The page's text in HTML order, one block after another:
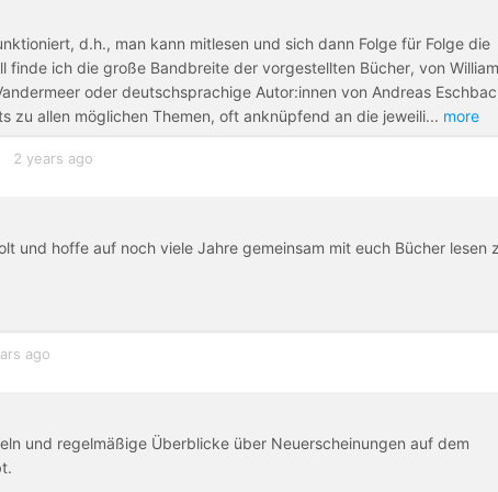
d.h., man kann mitlesen und sich dann Folge für Folge die
ich die große Bandbreite der vorgestellten Bücher, von William
oder deutschsprachige Autor:innen von Andreas
zu allen möglichen Themen, oft anknüpfend an die jeweili... more
2 years ago
und hoffe auf noch viele Jahre gemeinsam mit euch Bücher lesen
ago
und regelmäßige Überblicke über Neuerscheinungen auf dem